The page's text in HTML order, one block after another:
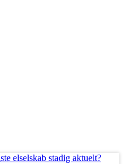
elselskab stadig aktuelt?